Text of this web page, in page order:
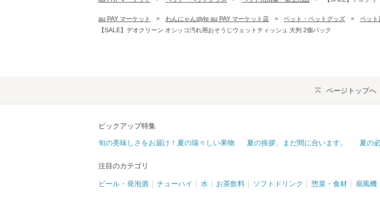
au PAY マーケット > わんにゃんstyle au PAY マーケット店 > ペット・ペットグッズ > ペット
【SALE】デオクリーン オシッコ汚れ用おそうじウェットティッシュ 大判 2個パック
ページトップへ
ピックアップ特集
旬の美味しさをお届け！夏の瑞々しい果物 夏の挨拶、まだ間に合います。 夏の
注目のカテゴリ
ビール・発泡酒 チューハイ 水 お茶飲料 ソフトドリンク 惣菜・食材 扇風機